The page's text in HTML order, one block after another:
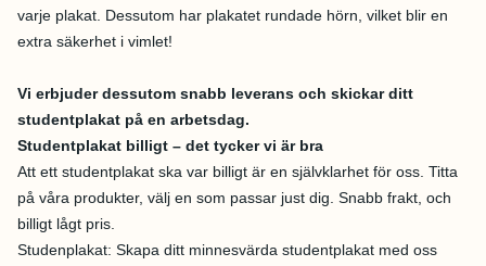
varje plakat. Dessutom har plakatet rundade hörn, vilket blir en
extra säkerhet i vimlet!
Vi erbjuder dessutom snabb leverans och skickar ditt
studentplakat på en arbetsdag.
Studentplakat billigt – det tycker vi är bra
Att ett studentplakat ska var billigt är en självklarhet för oss. Titta
på våra produkter, välj en som passar just dig. Snabb frakt, och
billigt lågt pris.
Studenplakat: Skapa ditt minnesvärda studentplakat med oss